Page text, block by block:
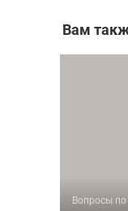
Вам
Вопросы